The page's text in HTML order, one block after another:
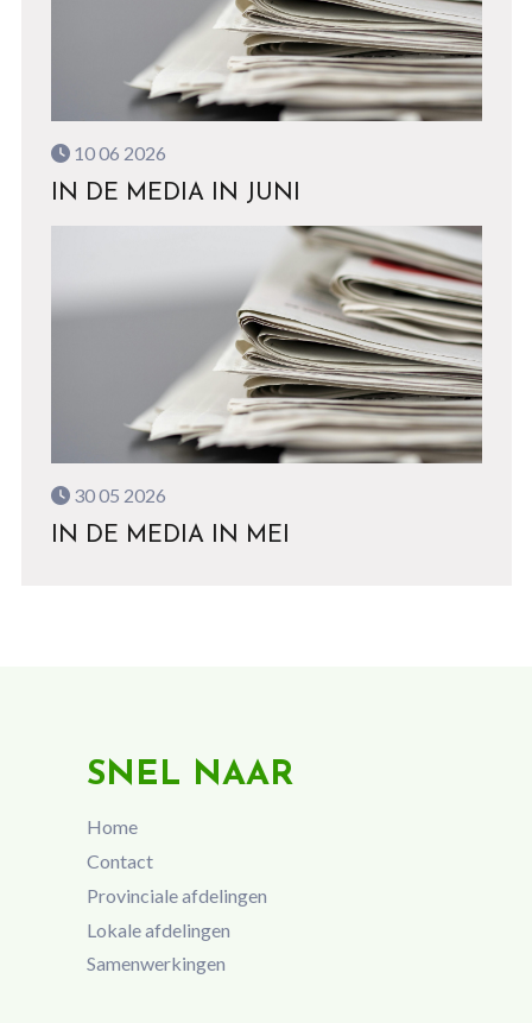
10 06 2026
IN DE MEDIA IN JUNI
30 05 2026
IN DE MEDIA IN MEI
SNEL NAAR
Home
Contact
Provinciale afdelingen
Lokale afdelingen
Samenwerkingen